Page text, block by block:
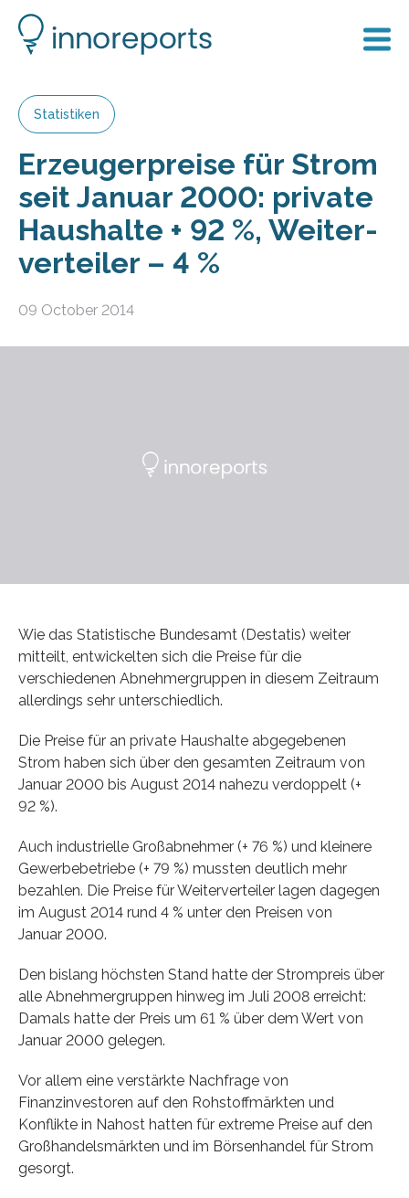
Statistiken
Erzeuger­preise für Strom
seit Januar 2000: private
Haus­halte + 92 %, Weiter­
verteiler – 4 %
09 October 2014
Wie das Statistische Bundesamt (Destatis) weiter
mitteilt, entwickelten sich die Preise für die
verschiedenen Abnehmergruppen in diesem Zeitraum
allerdings sehr unterschiedlich.
Die Preise für an private Haushalte abgegebenen
Strom haben sich über den gesamten Zeitraum von
Januar 2000 bis August 2014 nahezu verdoppelt (+
92 %).
Auch industrielle Großabnehmer (+ 76 %) und kleinere
Gewerbebetriebe (+ 79 %) mussten deutlich mehr
bezahlen. Die Preise für Weiterverteiler lagen dagegen
im August 2014 rund 4 % unter den Preisen von
Januar 2000.
Den bislang höchsten Stand hatte der Strompreis über
alle Abnehmergruppen hinweg im Juli 2008 erreicht:
Damals hatte der Preis um 61 % über dem Wert von
Januar 2000 gelegen.
Vor allem eine verstärkte Nachfrage von
Finanzinvestoren auf den Rohstoffmärkten und
Konflikte in Nahost hatten für extreme Preise auf den
Großhandelsmärkten und im Börsenhandel für Strom
gesorgt.